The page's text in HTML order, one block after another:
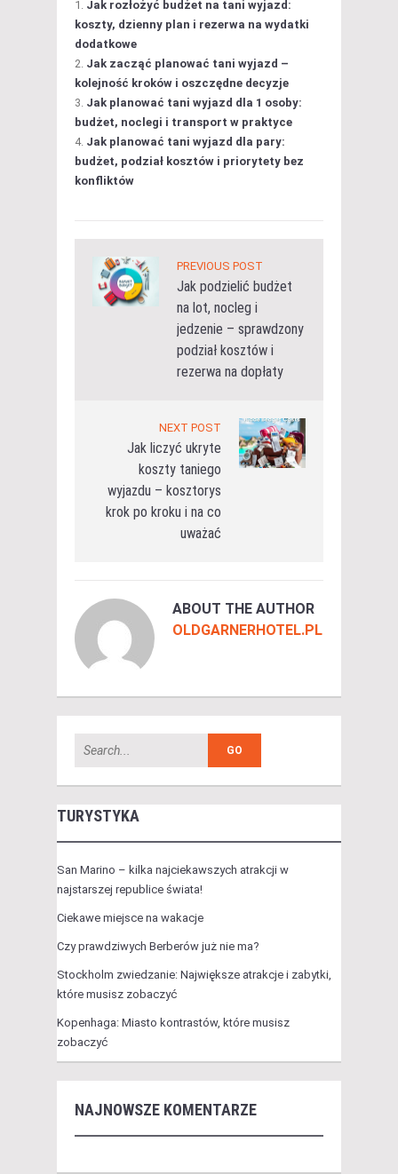
Jak rozłożyć budżet na tani wyjazd:
koszty, dzienny plan i rezerwa na wydatki
dodatkowe
Jak zacząć planować tani wyjazd –
kolejność kroków i oszczędne decyzje
Jak planować tani wyjazd dla 1 osoby:
budżet, noclegi i transport w praktyce
Jak planować tani wyjazd dla pary:
budżet, podział kosztów i priorytety bez
konfliktów
PREVIOUS POST
Jak podzielić budżet
na lot, nocleg i
jedzenie – sprawdzony
podział kosztów i
rezerwa na dopłaty
NEXT POST
Jak liczyć ukryte
koszty taniego
wyjazdu – kosztorys
krok po kroku i na co
uważać
ABOUT THE AUTHOR
OLDGARNERHOTEL.PL
TURYSTYKA
San Marino – kilka najciekawszych atrakcji w
najstarszej republice świata!
Ciekawe miejsce na wakacje
Czy prawdziwych Berberów już nie ma?
Stockholm zwiedzanie: Największe atrakcje i zabytki,
które musisz zobaczyć
Kopenhaga: Miasto kontrastów, które musisz
zobaczyć
NAJNOWSZE KOMENTARZE